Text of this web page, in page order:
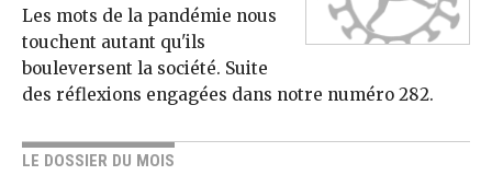
Les mots de la pandémie nous
touchent autant qu'ils
bouleversent la société. Suite
des réflexions engagées dans notre numéro 282.
LE DOSSIER DU MOIS